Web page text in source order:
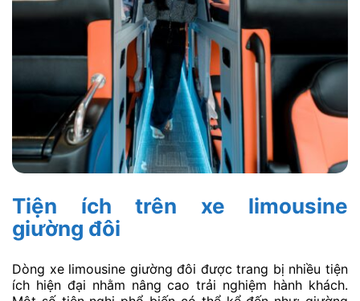
Tiện ích trên xe limousine
giường đôi
Dòng xe limousine giường đôi được trang bị nhiều tiện
ích hiện đại nhằm nâng cao trải nghiệm hành khách.